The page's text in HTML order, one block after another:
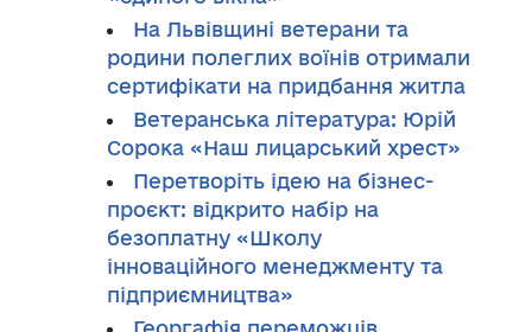
На Львівщині ветерани та
родини полеглих воїнів отримали
сертифікати на придбання житла
Ветеранська література: Юрій
Сорока «Наш лицарський хрест»
Перетворіть ідею на бізнес-
проєкт: відкрито набір на
безоплатну «Школу
інноваційного менеджменту та
підприємництва»
Георгафія переможців